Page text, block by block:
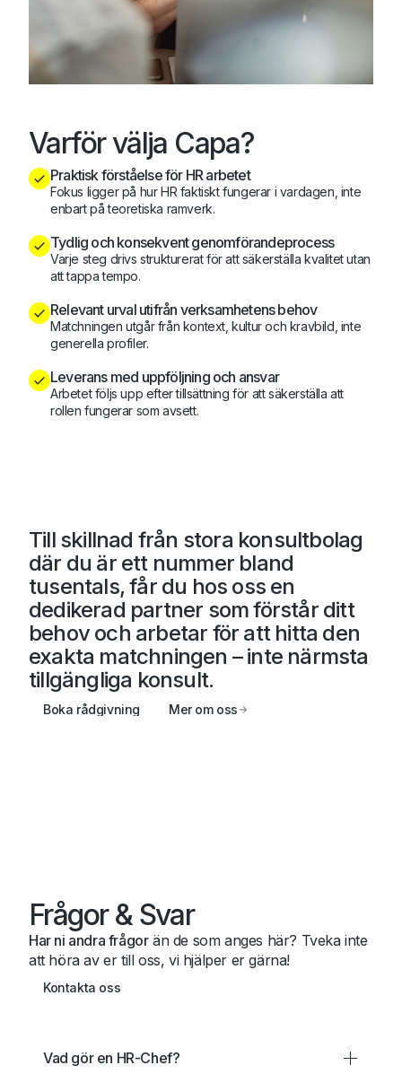
Varför välja Capa?
Praktisk förståelse för HR arbetet
Fokus ligger på hur HR faktiskt fungerar i vardagen, inte
enbart på teoretiska ramverk.
Tydlig och konsekvent genomförandeprocess
Varje steg drivs strukturerat för att säkerställa kvalitet utan
att tappa tempo.
Relevant urval utifrån verksamhetens behov
Matchningen utgår från kontext, kultur och kravbild, inte
generella profiler.
Leverans med uppföljning och ansvar
Arbetet följs upp efter tillsättning för att säkerställa att
rollen fungerar som avsett.
Till skillnad från stora konsultbolag
där du är ett nummer bland
tusentals, får du hos oss en
dedikerad partner som förstår ditt
behov och arbetar för att hitta den
exakta matchningen – inte närmsta
tillgängliga konsult.
Boka rådgivning Mer om oss
Frågor & Svar
Har ni andra frågorän de som anges här? Tveka inte
att höra av er till oss, vi hjälper er gärna!
Kontakta oss
Vad gör en HR-Chef?